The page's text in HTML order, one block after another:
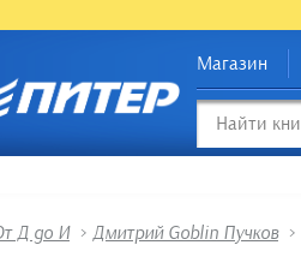
Магазин
Д до И > Дмитрий Goblin Пучков >